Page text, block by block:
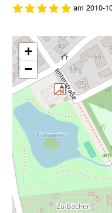
am 2010-
+
−